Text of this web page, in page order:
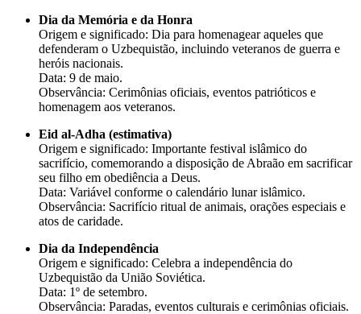
Dia da Memória e da Honra
Origem e significado: Dia para homenagear aqueles que
defenderam o Uzbequistão, incluindo veteranos de guerra e
heróis nacionais.
Data: 9 de maio.
Observância: Cerimônias oficiais, eventos patrióticos e
homenagem aos veteranos.
Eid al-Adha (estimativa)
Origem e significado: Importante festival islâmico do
sacrifício, comemorando a disposição de Abraão em sacrificar
seu filho em obediência a Deus.
Data: Variável conforme o calendário lunar islâmico.
Observância: Sacrifício ritual de animais, orações especiais e
atos de caridade.
Dia da Independência
Origem e significado: Celebra a independência do
Uzbequistão da União Soviética.
Data: 1º de setembro.
Observância: Paradas, eventos culturais e cerimônias oficiais.